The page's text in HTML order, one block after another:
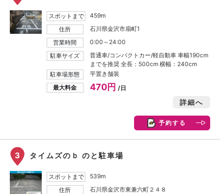
スポットまで
459m
住所
石川県金沢市扇町1
営業時間
0:00～24:00
駐車サイズ
普通車/コンパクトカー/軽自動車 車幅190cm
までを推奨 全長：500cm 横幅：240cm
駐車場形態
平置き舗装
最大料金
470円 /日
詳細へ
予約する
3 タイムズのｂ のと駐車場
スポットまで
539m
住所
石川県金沢市東兼六町２４８